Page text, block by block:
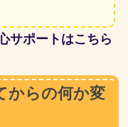
サポートはこちら
からの何か変